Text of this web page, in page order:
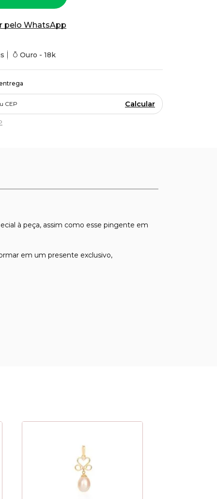
pelo WhatsApp
Ouro - 18k
Calcular
à peça, assim como esse pingente em
em um presente exclusivo,